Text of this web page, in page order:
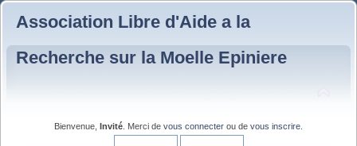
Association Libre d'Aide a la
Recherche sur la Moelle Epiniere
Bienvenue, Invité . Merci de vous connecter ou de vous inscrire